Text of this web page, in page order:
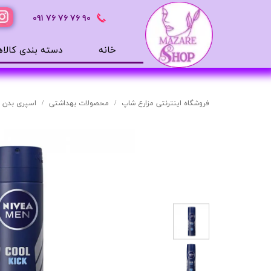
٩٠ ٧۶ ٧۶ ٧۶ ٠٩١
خانه دسته بندی
محصولات بهداشتی
ضد آفتاب فروشگاه اینترنتی مزارع شاپ محصولات بهداشتی اسپری بدن